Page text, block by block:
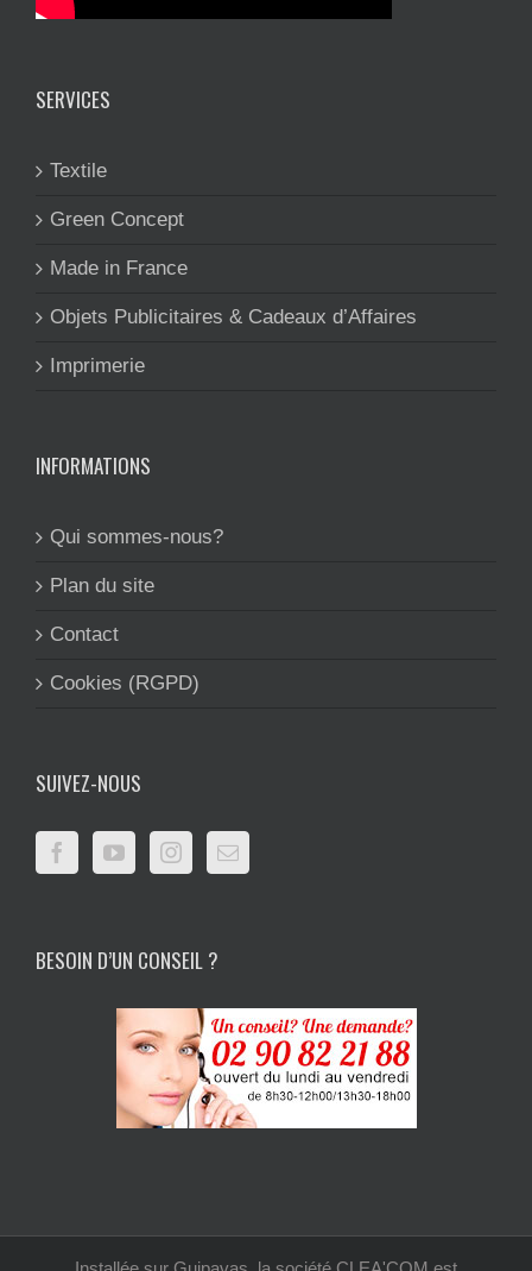
SERVICES
Textile
Green Concept
Made in France
Objets Publicitaires & Cadeaux d’Affaires
Imprimerie
INFORMATIONS
Qui sommes-nous?
Plan du site
Contact
Cookies (RGPD)
SUIVEZ-NOUS
BESOIN D’UN CONSEIL ?